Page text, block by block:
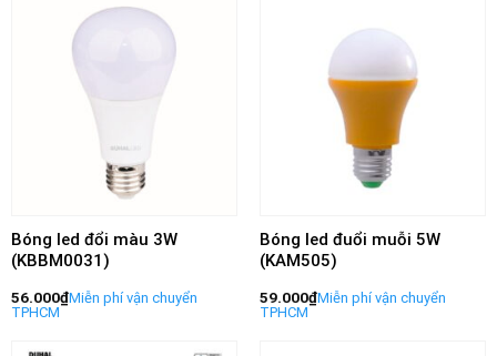
Bóng led đổi màu 3W
(KBBM0031)
56.000₫
Bóng led đuổi muỗi 5W
(KAM505)
59.000₫